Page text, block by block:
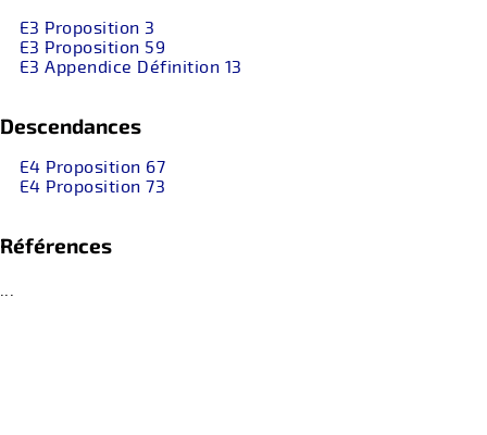
E3 Proposition 3
E3 Proposition 59
E3 Appendice Définition 13
Descendances
E4 Proposition 67
E4 Proposition 73
Références